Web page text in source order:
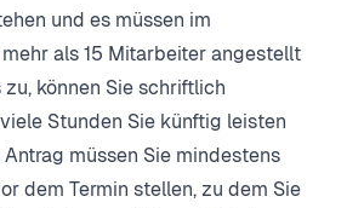
und es müssen im
als 15 Mitarbeiter angestellt
zu, können Sie schriftlich
Stunden Sie künftig leisten
Antrag müssen Sie mindestens
dem Termin stellen, zu dem Sie